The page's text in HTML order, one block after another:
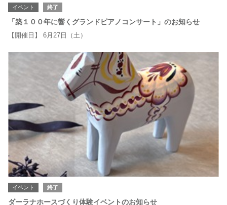
イベント 終了
「築１００年に響くグランドピアノコンサート」のお知らせ
【開催日】 6月27日（土）
イベント 終了
ダーラナホースづくり体験イベントのお知らせ